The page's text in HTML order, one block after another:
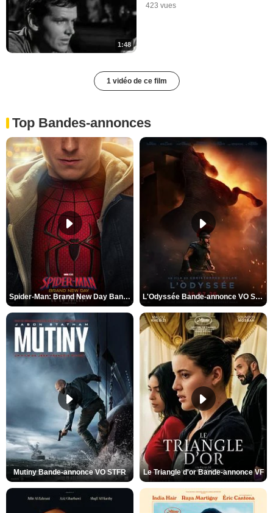
1:48
423 vues
1 vidéo de ce film
Top Bandes-annonces
Spider-Man: Brand New Day Bande-annonce VO STFR L'Odyssée Bande-annonce VO STFR
Mutiny Bande-annonce VO STFR Le Triangle d'or Bande-annonce VF